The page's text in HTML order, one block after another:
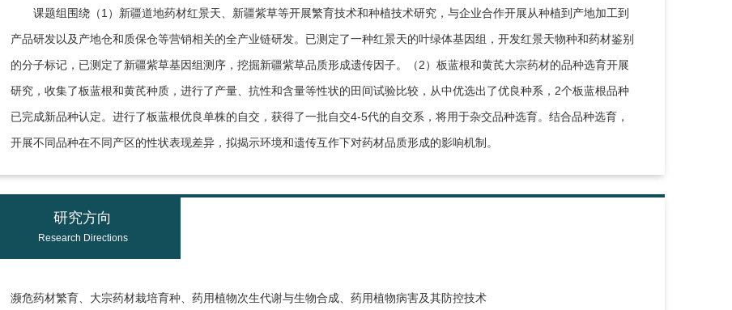
课题组围绕（1）新疆道地药材红景天、新疆紫草等开展繁育技术和种植技术研究，与企业合作开展从种植到产地加工到
产品研发以及产地仓和质保仓等营销相关的全产业链研发。已测定了一种红景天的叶绿体基因组，开发红景天物种和药材鉴别
的分子标记，已测定了新疆紫草基因组测序，挖掘新疆紫草品质形成遗传因子。（2）板蓝根和黄芪大宗药材的品种选育开展
研究，收集了板蓝根和黄芪种质，进行了产量、抗性和含量等性状的田间试验比较，从中优选出了优良种系，2个板蓝根品种
已完成新品种认定。进行了板蓝根优良单株的自交，获得了一批自交4-5代的自交系，将用于杂交品种选育。结合品种选育，
开展不同品种在不同产区的性状表现差异，拟揭示环境和遗传互作下对药材品质形成的影响机制。
研究方向
Research Directions
濒危药材繁育、大宗药材栽培育种、药用植物次生代谢与生物合成、药用植物病害及其防控技术